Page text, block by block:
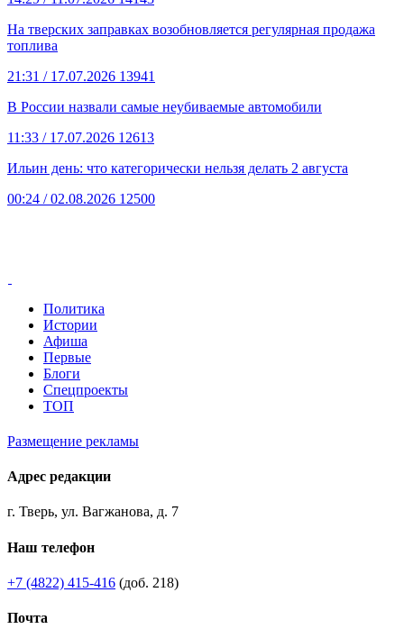
На тверских заправках возобновляется регулярная продажа
топлива
21:31 / 17.07.2026 13941
В России назвали самые неубиваемые автомобили
11:33 / 17.07.2026 12613
Ильин день: что категорически нельзя делать 2 августа
00:24 / 02.08.2026 12500
Политика
Истории
Афиша
Первые
Блоги
Спецпроекты
ТОП
Размещение рекламы
Адрес редакции
г. Тверь, ул. Вагжанова, д. 7
Наш телефон
+7 (4822) 415-416 (доб. 218)
Почта